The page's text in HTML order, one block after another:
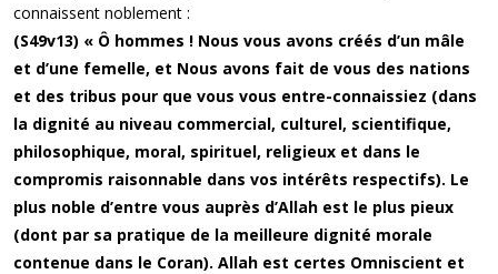
connaissent noblement :
(S49v13) « Ô hommes ! Nous vous avons créés d’un mâle
et d’une femelle, et Nous avons fait de vous des nations
et des tribus pour que vous vous entre-connaissiez (dans
la dignité au niveau commercial, culturel, scientifique,
philosophique, moral, spirituel, religieux et dans le
compromis raisonnable dans vos intérêts respectifs). Le
plus noble d’entre vous auprès d’Allah est le plus pieux
(dont par sa pratique de la meilleure dignité morale
contenue dans le Coran). Allah est certes Omniscient et